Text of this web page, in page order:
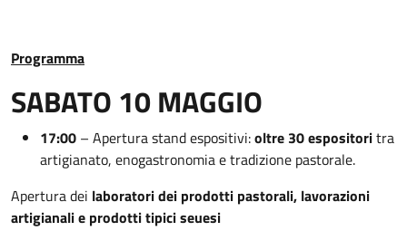
Programma
SABATO 10 MAGGIO
17:00 – Apertura stand espositivi:oltre 30 espositoritra
artigianato, enogastronomia e tradizione pastorale.
Apertura dei laboratori dei prodotti pastorali, lavorazioni
artigianali e prodotti tipici seuesi